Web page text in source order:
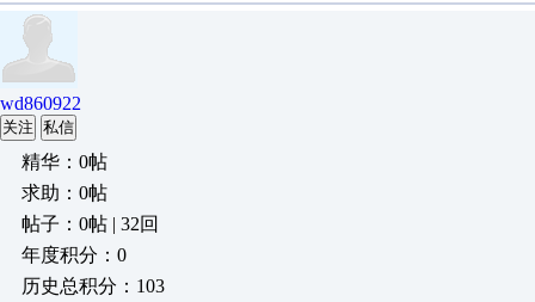
wd860922
关注 私信
精华：0帖
求助：0帖
帖子：0帖 | 32回
年度积分：0
历史总积分：103